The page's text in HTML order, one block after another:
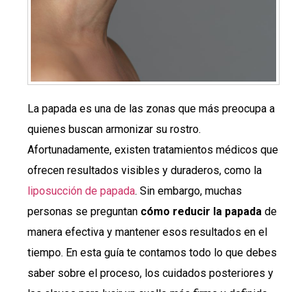
La papada es una de las zonas que más preocupa a
quienes buscan armonizar su rostro.
Afortunadamente, existen tratamientos médicos que
ofrecen resultados visibles y duraderos, como la
liposucción de papada. Sin embargo, muchas
personas se preguntan cómo reducir la papada de
manera efectiva y mantener esos resultados en el
tiempo. En esta guía te contamos todo lo que debes
saber sobre el proceso, los cuidados posteriores y